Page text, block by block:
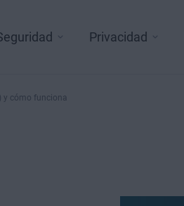
Privacidad
y cómo funciona